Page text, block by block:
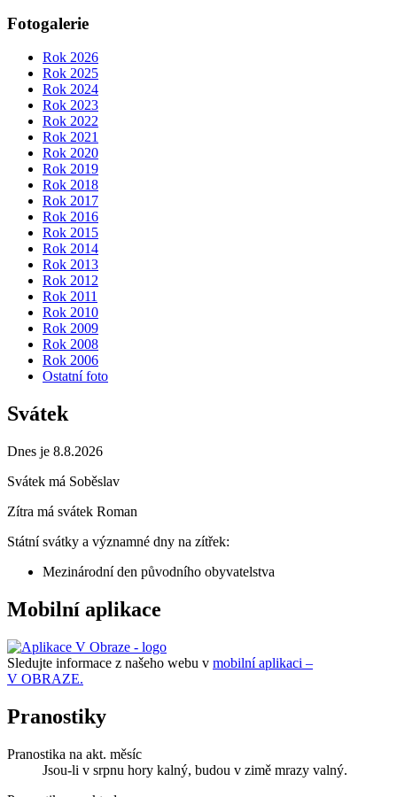
Fotogalerie
Rok 2026
Rok 2025
Rok 2024
Rok 2023
Rok 2022
Rok 2021
Rok 2020
Rok 2019
Rok 2018
Rok 2017
Rok 2016
Rok 2015
Rok 2014
Rok 2013
Rok 2012
Rok 2011
Rok 2010
Rok 2009
Rok 2008
Rok 2006
Ostatní foto
Svátek
Dnes je 8.8.2026
Svátek má Soběslav
Zítra má svátek Roman
Státní svátky a významné dny na zítřek:
Mezinárodní den původního obyvatelstva
Mobilní aplikace
Sledujte informace z našeho webu v mobilní aplikaci –
V OBRAZE.
Pranostiky
Pranostika na akt. měsíc
Jsou-li v srpnu hory kalný, budou v zimě mrazy valný.